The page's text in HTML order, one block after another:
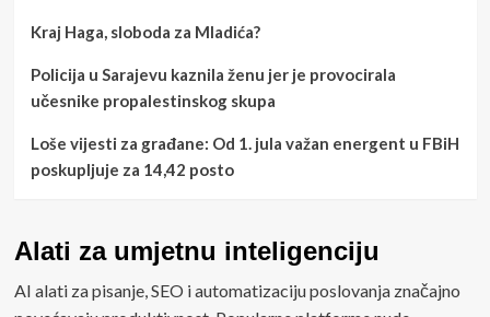
Kraj Haga, sloboda za Mladića?
Policija u Sarajevu kaznila ženu jer je provocirala
učesnike propalestinskog skupa
Loše vijesti za građane: Od 1. jula važan energent u FBiH
poskupljuje za 14,42 posto
Alati za umjetnu inteligenciju
AI alati za pisanje, SEO i automatizaciju poslovanja značajno